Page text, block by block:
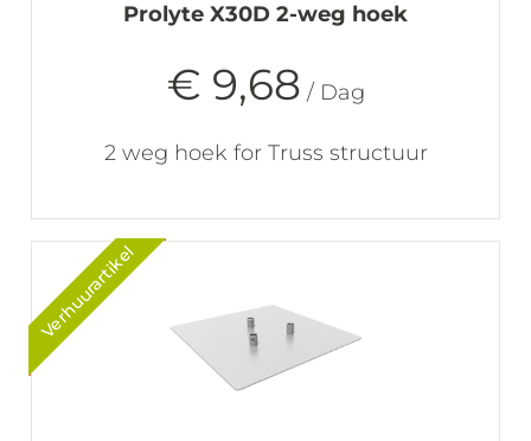
Prolyte X30D 2-weg hoek
€ 9,68 / Dag
2 weg hoek for Truss structuur
Verhuurartikel